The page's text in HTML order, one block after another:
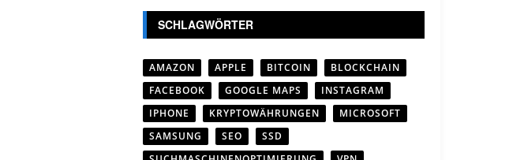
SCHLAGWÖRTER
AMAZON APPLE BITCOIN
BLOCKCHAIN
FACEBOOK
GOOGLE MAPS
INSTAGRAM
IPHONE
KRYPTOWÄHRUNGEN
MICROSOFT
SAMSUNG
SEO
SSD